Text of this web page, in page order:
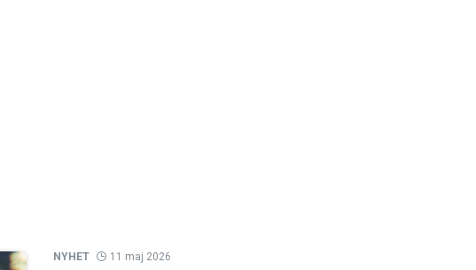
NYHET 11 maj 2026